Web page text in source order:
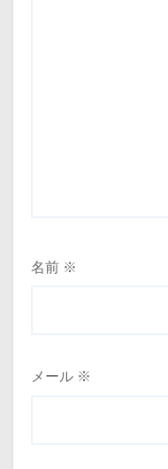
名前 ※
メール ※